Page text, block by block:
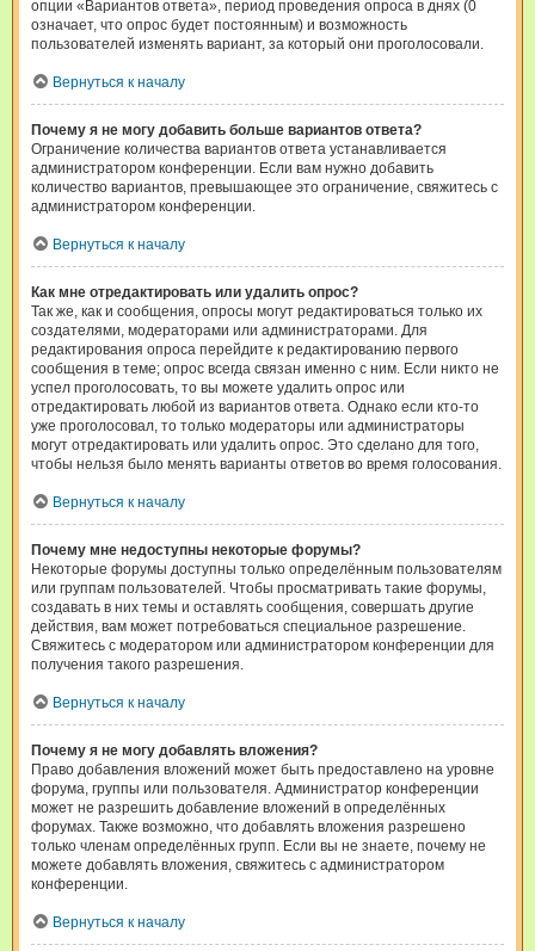
опции «Вариантов ответа», период проведения опроса в днях (0
означает, что опрос будет постоянным) и возможность
пользователей изменять вариант, за который они проголосовали.
Вернуться к началу
Почему я не могу добавить больше вариантов ответа?
Ограничение количества вариантов ответа устанавливается
администратором конференции. Если вам нужно добавить
количество вариантов, превышающее это ограничение, свяжитесь с
администратором конференции.
Вернуться к началу
Как мне отредактировать или удалить опрос?
Так же, как и сообщения, опросы могут редактироваться только их
создателями, модераторами или администраторами. Для
редактирования опроса перейдите к редактированию первого
сообщения в теме; опрос всегда связан именно с ним. Если никто не
успел проголосовать, то вы можете удалить опрос или
отредактировать любой из вариантов ответа. Однако если кто-то
уже проголосовал, то только модераторы или администраторы
могут отредактировать или удалить опрос. Это сделано для того,
чтобы нельзя было менять варианты ответов во время голосования.
Вернуться к началу
Почему мне недоступны некоторые форумы?
Некоторые форумы доступны только определённым пользователям
или группам пользователей. Чтобы просматривать такие форумы,
создавать в них темы и оставлять сообщения, совершать другие
действия, вам может потребоваться специальное разрешение.
Свяжитесь с модератором или администратором конференции для
получения такого разрешения.
Вернуться к началу
Почему я не могу добавлять вложения?
Право добавления вложений может быть предоставлено на уровне
форума, группы или пользователя. Администратор конференции
может не разрешить добавление вложений в определённых
форумах. Также возможно, что добавлять вложения разрешено
только членам определённых групп. Если вы не знаете, почему не
можете добавлять вложения, свяжитесь с администратором
конференции.
Вернуться к началу